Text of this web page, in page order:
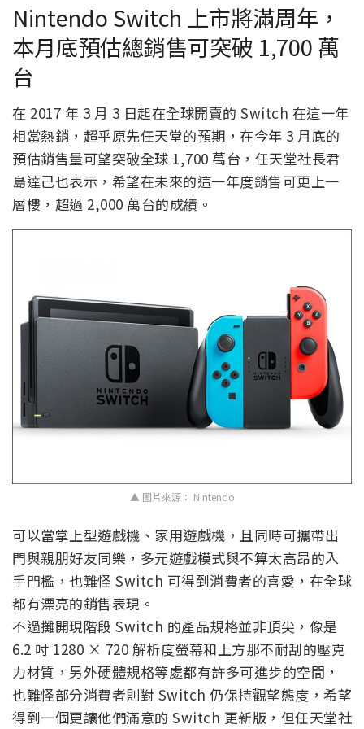
Nintendo Switch 上市將滿周年，
本月底預估總銷售可突破 1,700 萬
台
在 2017 年 3 月 3 日起在全球開賣的 Switch 在這一年
相當熱銷，超乎原先任天堂的預期，在今年 3 月底的
預估銷售量可望突破全球 1,700 萬台，任天堂社長君
島達己也表示，希望在未來的這一年度銷售可更上一
層樓，超過 2,000 萬台的成績。
▲ 圖片來源： Nintendo
可以當掌上型遊戲機、家用遊戲機，且同時可攜帶出
門與親朋好友同樂，多元遊戲模式與不算太高昂的入
手門檻，也難怪 Switch 可得到消費者的喜愛，在全球
都有漂亮的銷售表現。
不過攤開現階段 Switch 的產品規格並非頂尖，像是
6.2 吋 1280 × 720 解析度螢幕和上方那不耐刮的壓克
力材質，另外硬體規格等處都有許多可進步的空間，
也難怪部分消費者則對 Switch 仍保持觀望態度，希望
得到一個更讓他們滿意的 Switch 更新版，但任天堂社